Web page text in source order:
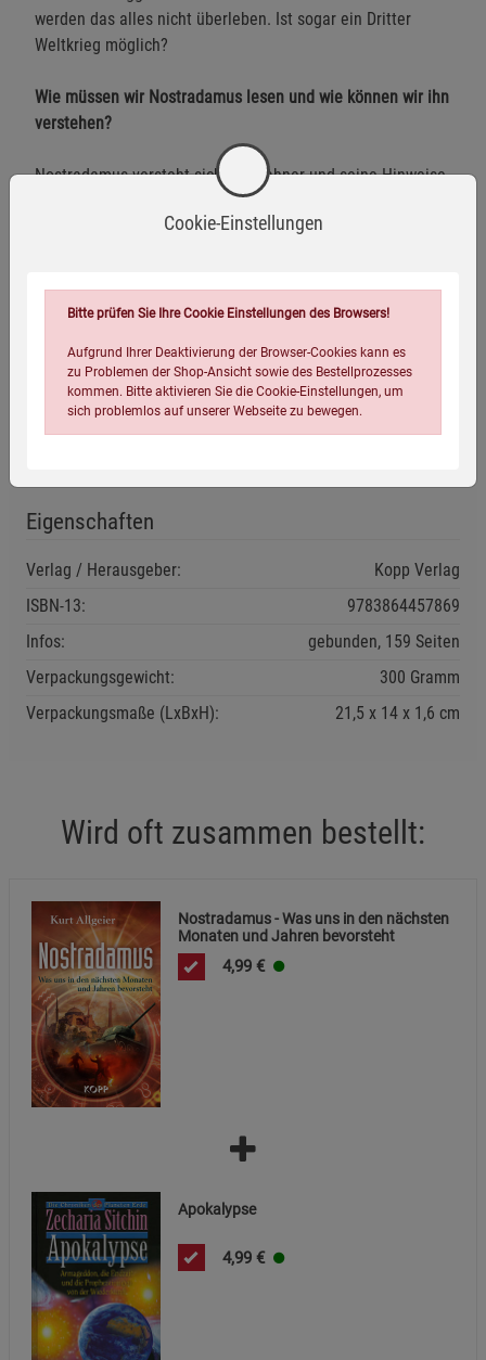
werden das alles nicht überleben. Ist sogar ein Dritter
Weltkrieg möglich?
Wie müssen wir Nostradamus lesen und wie können wir ihn
verstehen?
Nostradamus versteht sich als Mahner und seine Hinweise
sollen uns warnen, damit wir nicht blind in die Katastrophe
stolpern. Der erfahrene Autor und Nostradamus-Kenner
Warnungen und Mahnungen zu verstehen. Wir sind
können wir das Schlimmste dann doch noch verhindern?
So aktuell wie nie!
Eigenschaften
Verlag / Herausgeber:
Kopp Verlag
ISBN-13:
9783864457869
Infos:
gebunden, 159 Seiten
Verpackungsgewicht:
300 Gramm
Verpackungsmaße (LxBxH):
21,5 14 1,6 cm
Wird oft zusammen bestellt:
Nostradamus - Was uns in den nächsten
Monaten und Jahren bevorsteht
4,99 €
Apokalypse
4,99 €
Cookie-Einstellungen
Bitte prüfen Sie Ihre Cookie Einstellungen des Browsers!
Aufgrund Ihrer Deaktivierung der Browser-Cookies kann es
zu Problemen der Shop-Ansicht sowie des Bestellprozesses
kommen. Bitte aktivieren Sie die Cookie-Einstellungen, um
sich problemlos auf unserer Webseite zu bewegen.
Einstellungen speichern für die GruppeEinstellungen speichern für die Gruppe
Cookie-Informationenanzeigen
Statistik Cookies (2)
Beschreibung Statistik Cookies
Cookie-Informationen
Marketing Cookies (3)
Beschreibung Marketing Cookies
Cookie-Informationen
Datenschutzerklärung